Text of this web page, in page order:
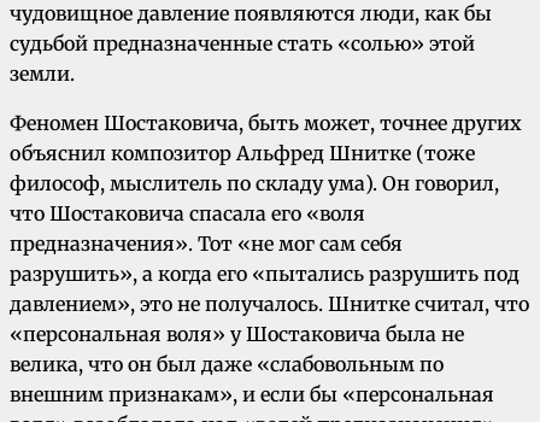
чудовищное давление появляются люди, как бы
судьбой предназначенные стать «солью» этой
земли.
Феномен Шостаковича, быть может, точнее других
объяснил композитор Альфред Шнитке (тоже
философ, мыслитель по складу ума). Он говорил,
что Шостаковича спасала его «воля
предназначения». Тот «не мог сам себя
разрушить», а когда его «пытались разрушить под
давлением», это не получалось. Шнитке считал, что
«персональная воля» у Шостаковича была не
велика, что он был даже «слабовольным по
внешним признакам», и если бы «персональная